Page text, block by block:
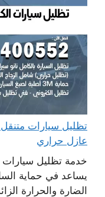
عازل حراري
خدمة تظليل سيارات
يساعد في حماية
الضارة والحرارة